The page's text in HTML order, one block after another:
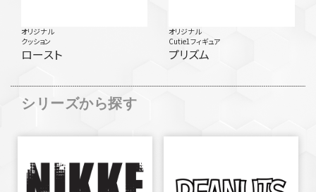
オリジナル
クッション
ロースト
オリジナル
Cutie1フィギュア
プリズム
シリーズから探す